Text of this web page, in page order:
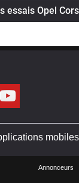
essais Opel
mobiles
Annonceurs